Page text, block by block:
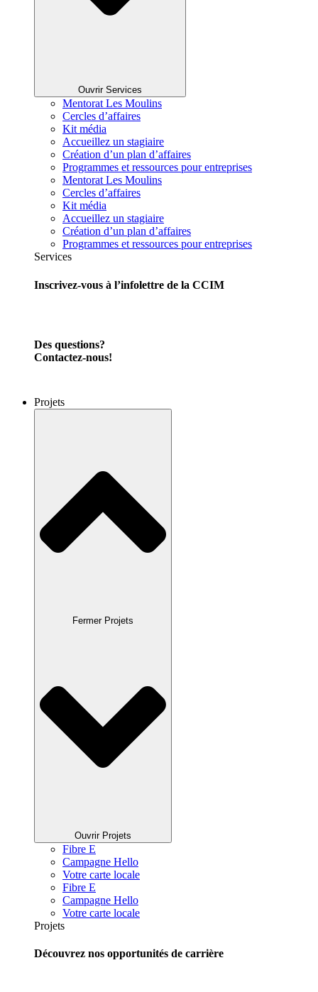
Ouvrir Services
Mentorat Les Moulins
Cercles d’affaires
Kit média
Accueillez un stagiaire
Création d’un plan d’affaires
Programmes et ressources pour entreprises
Mentorat Les Moulins
Cercles d’affaires
Kit média
Accueillez un stagiaire
Création d’un plan d’affaires
Programmes et ressources pour entreprises
Services
Inscrivez-vous à l’infolettre de la CCIM
Des questions?
Contactez-nous!
Projets
Fermer Projets
Ouvrir Projets
Fibre E
Campagne Hello
Votre carte locale
Fibre E
Campagne Hello
Votre carte locale
Projets
Découvrez nos opportunités de carrière